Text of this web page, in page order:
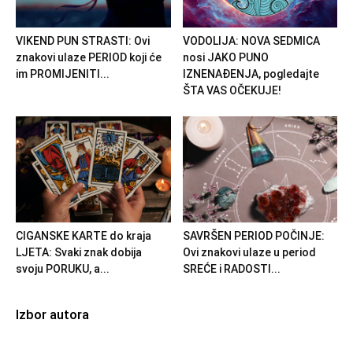
VIKEND PUN STRASTI: Ovi
znakovi ulaze PERIOD koji će
im PROMIJENITI...
VODOLIJA: NOVA SEDMICA
nosi JAKO PUNO
IZNENAĐENJA, pogledajte
ŠTA VAS OČEKUJE!
CIGANSKE KARTE do kraja
LJETA: Svaki znak dobija
svoju PORUKU, a...
SAVRŠEN PERIOD POČINJE:
Ovi znakovi ulaze u period
SREĆE i RADOSTI...
Izbor autora